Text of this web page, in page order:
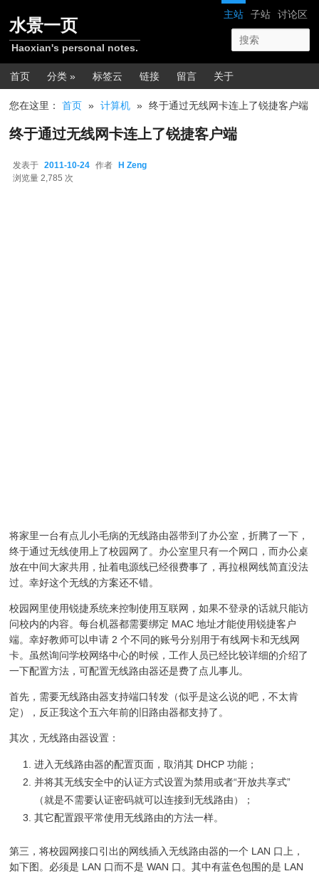
网站导航
主站 子站 讨论区
水景一页
Haoxian's personal notes.
主菜单
首页 分类 » 标签云 链接 留言 关于
您在这里：首页 » 计算机 » 终于通过无线网卡连上了锐捷客户端
终于通过无线网卡连上了锐捷客户端
发表于 2011-10-24 作者 H Zeng
浏览量 2,785 次
将家里一台有点儿小毛病的无线路由器带到了办公室，折腾了一下，
终于通过无线使用上了校园网了。办公室里只有一个网口，而办公桌
放在中间大家共用，扯着电源线已经很费事了，再拉根网线简直没法
过。幸好这个无线的方案还不错。
校园网里使用锐捷系统来控制使用互联网，如果不登录的话就只能访
问校内的内容。每台机器都需要绑定 MAC 地址才能使用锐捷客户
端。幸好教师可以申请 2 个不同的账号分别用于有线网卡和无线网
卡。虽然询问学校网络中心的时候，工作人员已经比较详细的介绍了
一下配置方法，可配置无线路由器还是费了点儿事儿。
首先，需要无线路由器支持端口转发（似乎是这么说的吧，不太肯
定），反正我这个五六年前的旧路由器都支持了。
其次，无线路由器设置：
进入无线路由器的配置页面，取消其 DHCP 功能；
并将其无线安全中的认证方式设置为禁用或者“开放共享式”
（就是不需要认证密码就可以连接到无线路由）；
其它配置跟平常使用无线路由的方法一样。
第三，将校园网接口引出的网线插入无线路由器的一个 LAN 口上，
如下图。必须是 LAN 口而不是 WAN 口。其中有蓝色包围的是 LAN